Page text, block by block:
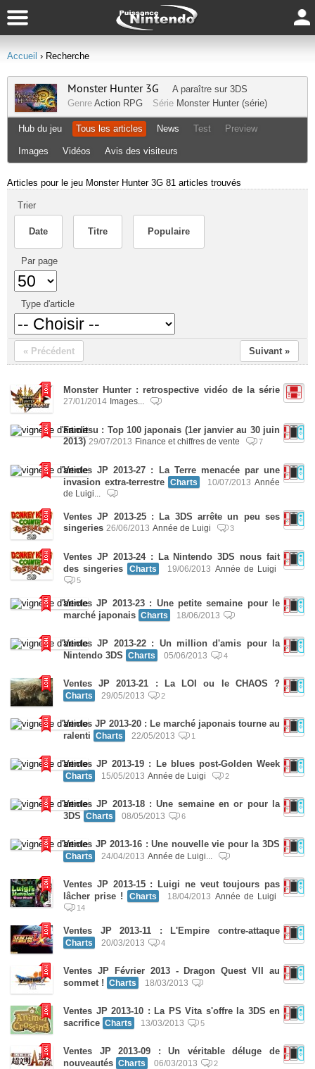
Accueil › Recherche
Monster Hunter 3G A paraître sur 3DS
Genre Action RPG Série Monster Hunter (série)
Hub du jeu Tous les articles News Test Preview
Images Vidéos Avis des visiteurs
Articles pour le jeu Monster Hunter 3G 81 articles trouvés
Trier
Date Titre Populaire
Par page
Type d'article
« Précédent Suivant »
Monster Hunter : retrospective vidéo de la série
27/01/2014 Images...
Famitsu : Top 100 japonais (1er janvier au 30 juin
2013) 29/07/2013 Finance et chiffres de vente 7
Ventes JP 2013-27 : La Terre menacée par une
invasion extra-terrestre
Charts 10/07/2013 Année
de Luigi...
Ventes JP 2013-25 : La 3DS arrête un peu ses
singeries 26/06/2013 Année de Luigi 3
Ventes JP 2013-24 : La Nintendo 3DS nous fait
des singeries
Charts 19/06/2013 Année de Luigi
5
Ventes JP 2013-23 : Une petite semaine pour le
marché japonais Charts 18/06/2013
Ventes JP 2013-22 : Un million d'amis pour la
Nintendo 3DS
Charts 05/06/2013 4
Ventes JP 2013-21 : La LOI ou le CHAOS ?
Charts 29/05/2013 2
Ventes JP 2013-20 : Le marché japonais tourne au
ralenti
Charts 22/05/2013 1
Ventes JP 2013-19 : Le blues post-Golden Week
Charts 15/05/2013 Année de Luigi 2
Ventes JP 2013-18 : Une semaine en or pour la
3DS
Charts 08/05/2013 6
Ventes JP 2013-16 : Une nouvelle vie pour la 3DS
Charts 24/04/2013 Année de Luigi...
Ventes JP 2013-15 : Luigi ne veut toujours pas
lâcher prise !
Charts 18/04/2013 Année de Luigi
14
Ventes JP 2013-11 : L'Empire contre-attaque
Charts 20/03/2013 4
Ventes JP Février 2013 - Dragon Quest VII au
sommet !
Charts 18/03/2013
Ventes JP 2013-10 : La PS Vita s'offre la 3DS en
sacrifice Charts 13/03/2013 5
Ventes JP 2013-09 : Un véritable déluge de
nouveautés Charts 06/03/2013 2